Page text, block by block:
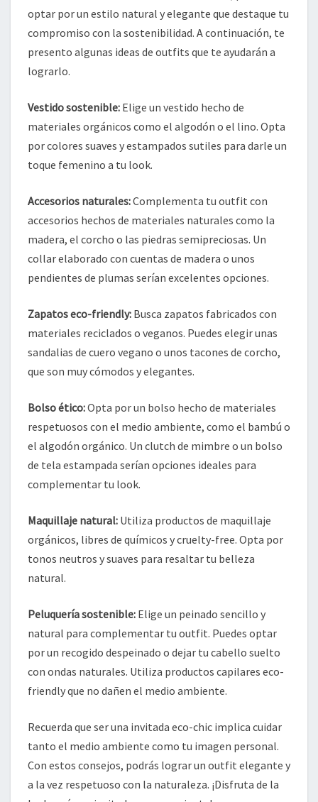
optar por un estilo natural y elegante que destaque tu
compromiso con la sostenibilidad. A continuación, te
presento algunas ideas de outfits que te ayudarán a
lograrlo.
Vestido sostenible: Elige un vestido hecho de
materiales orgánicos como el algodón o el lino. Opta
por colores suaves y estampados sutiles para darle un
toque femenino a tu look.
Accesorios naturales:Complementa tu outfit con
accesorios hechos de materiales naturales como la
madera, el corcho o las piedras semipreciosas. Un
collar elaborado con cuentas de madera o unos
pendientes de plumas serían excelentes opciones.
Zapatos eco-friendly: Busca zapatos fabricados con
materiales reciclados o veganos. Puedes elegir unas
sandalias de cuero vegano o unos tacones de corcho,
que son muy cómodos y elegantes.
Bolso ético:Opta por un bolso hecho de materiales
respetuosos con el medio ambiente, como el bambú o
el algodón orgánico. Un clutch de mimbre o un bolso
de tela estampada serían opciones ideales para
complementar tu look.
Maquillaje natural: Utiliza productos de maquillaje
orgánicos, libres de químicos y cruelty-free. Opta por
tonos neutros y suaves para resaltar tu belleza
natural.
Peluquería sostenible: Elige un peinado sencillo y
natural para complementar tu outfit. Puedes optar
por un recogido despeinado o dejar tu cabello suelto
con ondas naturales. Utiliza productos capilares eco-
friendly que no dañen el medio ambiente.
Recuerda que ser una invitada eco-chic implica cuidar
tanto el medio ambiente como tu imagen personal.
Con estos consejos, podrás lograr un outfit elegante y
a la vez respetuoso con la naturaleza. ¡Disfruta de la